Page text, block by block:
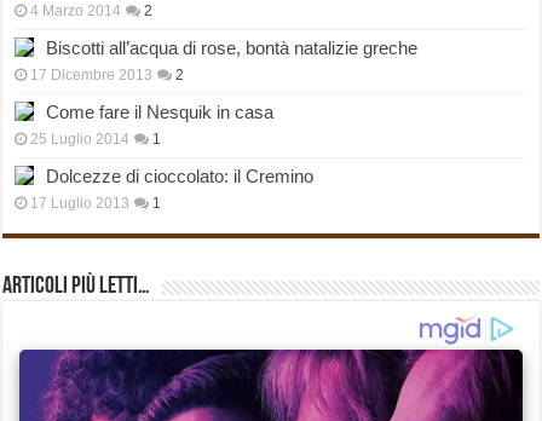
4 Marzo 2014 2
Biscotti all’acqua di rose, bontà natalizie greche
17 Dicembre 2013 2
Come fare il Nesquik in casa
25 Luglio 2014 1
Dolcezze di cioccolato: il Cremino
17 Luglio 2013 1
Articoli più Letti…